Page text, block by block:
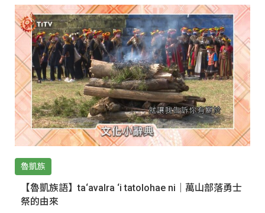
魯凱族
【魯凱族語】ta‘avalra ‘i tatolohae ni｜萬山部落勇士
祭的由來